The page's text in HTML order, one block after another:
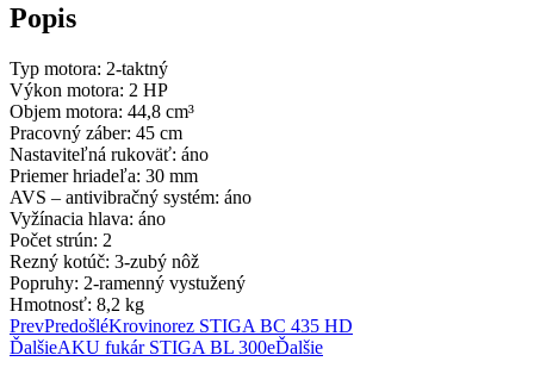
Popis
Typ motora: 2-taktný
Výkon motora: 2 HP
Objem motora: 44,8 cm³
Pracovný záber: 45 cm
Nastaviteľná rukoväť: áno
Priemer hriadeľa: 30 mm
AVS – antivibračný systém: áno
Vyžínacia hlava: áno
Počet strún: 2
Rezný kotúč: 3-zubý nôž
Popruhy: 2-ramenný vystužený
Hmotnosť: 8,2 kg
PrevPredošléKrovinorez STIGA BC 435 HD
ĎalšieAKU fukár STIGA BL 300eĎalšie